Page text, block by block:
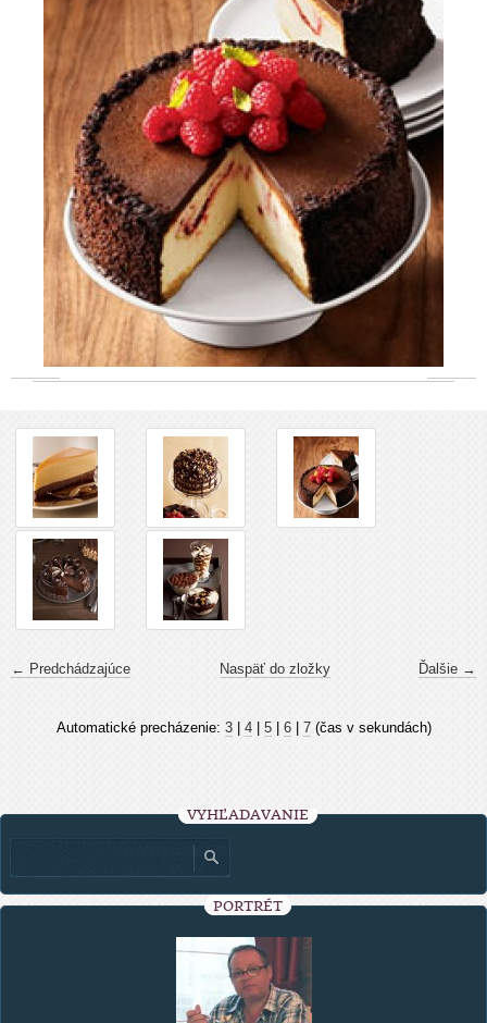
← Predchádzajúce Ďalšie →
Naspäť do zložky
Automatické precházenie: 3| 4| 5| 6| 7(čas v sekundách)
VYHĽADÁVANIE
PORTRÉT